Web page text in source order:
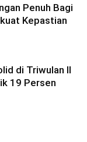
Penuh Bagi
Kepastian
di Triwulan II
19 Persen